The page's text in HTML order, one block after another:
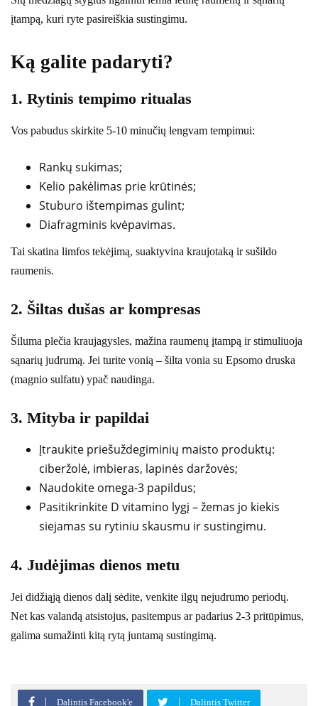
įtampą, kuri ryte pasireiškia sustingimu.
Ką galite padaryti?
1. Rytinis tempimo ritualas
Vos pabudus skirkite 5-10 minučių lengvam tempimui:
Rankų sukimas;
Kelio pakėlimas prie krūtinės;
Stuburo ištempimas gulint;
Diafragminis kvėpavimas.
Tai skatina limfos tekėjimą, suaktyvina kraujotaką ir sušildo
raumenis.
2. Šiltas dušas ar kompresas
Šiluma plečia kraujagysles, mažina raumenų įtampą ir stimuliuoja
sąnarių judrumą. Jei turite vonią – šilta vonia su Epsomo druska
(magnio sulfatu) ypač naudinga.
3. Mityba ir papildai
Įtraukite priešuždegiminių maisto produktų:
ciberžolė, imbieras, lapinės daržovės;
Naudokite omega-3 papildus;
Pasitikrinkite D vitamino lygį – žemas jo kiekis
siejamas su rytiniu skausmu ir sustingimu.
4. Judėjimas dienos metu
Jei didžiąją dienos dalį sėdite, venkite ilgų nejudrumo periodų.
Net kas valandą atsistojus, pasitempus ar padarius 2-3 pritūpimus,
galima sumažinti kitą rytą juntamą sustingimą.
Dalintis Facebook'e Dalintis Twitter